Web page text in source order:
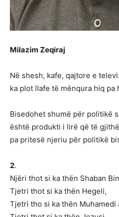
Milazim Zeqiraj
Në shesh, kafe, qajtore e
ka plot llafe të mënqura hiq pa
Bisedohet shumë për politikë
është produkti i lirë që të
pa pritesë njeriu për politikë
2.
Njëri thot si ka thën Shaban
Tjetri thot si ka thën Hegeli,
Tjetri tho si ka thën Muhamedi